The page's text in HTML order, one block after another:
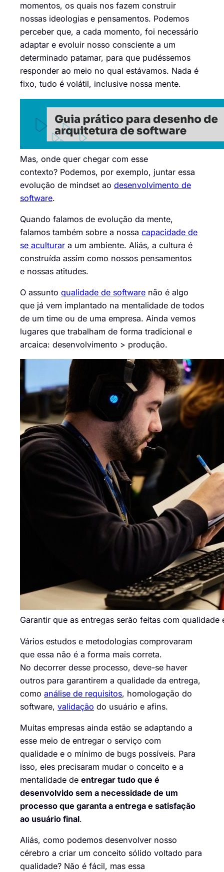
momentos, os quais nos fazem construir
nossas ideologias e pensamentos. Podemos
perceber que, a cada momento, foi necessário
adaptar e evoluir nosso consciente a um
determinado patamar, para que pudéssemos
responder ao meio no qual estávamos. Nada é
fixo, tudo é volátil, inclusive nossa mente.
Mas, onde quer chegar com esse
contexto? Podemos, por exemplo, juntar essa
evolução de mindset ao desenvolvimento de
software.
Quando falamos de evolução da mente,
falamos também sobre a nossa capacidade de
se aculturar a um ambiente. Aliás, a cultura é
construída assim como nossos pensamentos
e nossas atitudes.
O assunto qualidade de software não é algo
que já vem implantado na mentalidade de todos
de um time ou de uma empresa. Ainda vemos
lugares que trabalham de forma tradicional e
arcaica: desenvolvimento > produção.
Garantir que as entregas serão feitas com
Vários estudos e metodologias comprovaram
que essa não é a forma mais correta.
No decorrer desse processo, deve-se haver
outros para garantirem a qualidade da entrega,
como análise de requisitos, homologação do
software, validação do usuário e afins.
Muitas empresas ainda estão se adaptando a
esse meio de entregar o serviço com
qualidade e o mínimo de bugs possíveis. Para
isso, eles precisaram mudar o conceito e a
mentalidade de entregar tudo que é
desenvolvido sem a necessidade de um
processo que garanta a entrega e satisfação
ao usuário final.
Aliás, como podemos desenvolver nosso
cérebro a criar um conceito sólido voltado para
qualidade? Não é fácil, mas essa